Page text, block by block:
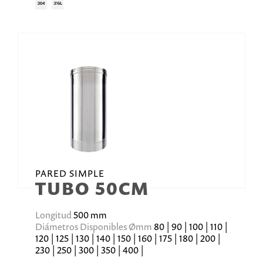
PARED SIMPLE
TUBO 50CM
Longitud500 mm
Diámetros Disponibles Ømm 80 | 90 | 100 | 110 |
120 | 125 | 130 | 140 | 150 | 160 | 175 | 180 | 200 |
230 | 250 | 300 | 350 | 400 |